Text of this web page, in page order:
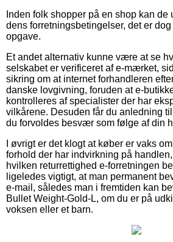
Inden folk shopper på en shop kan de
dens forretningsbetingelser, det er
opgave.
Et andet alternativ kunne være at se
selskabet er verificeret af e-mærket,
sikring om at internet forhandleren
danske lovgivning, foruden at e-
kontrolleres af specialister der har
vilkårene. Desuden får du anledning
du forvoldes besvær som følge af din
I øvrigt er det klogt at køber er vaks
forhold der har indvirkning på
hvilken returrettighed e-forretningen
ligeledes vigtigt, at man permanent
e-mail, således man i fremtiden kan
Bullet Weight-Gold-L, om du er på
voksen eller et barn.